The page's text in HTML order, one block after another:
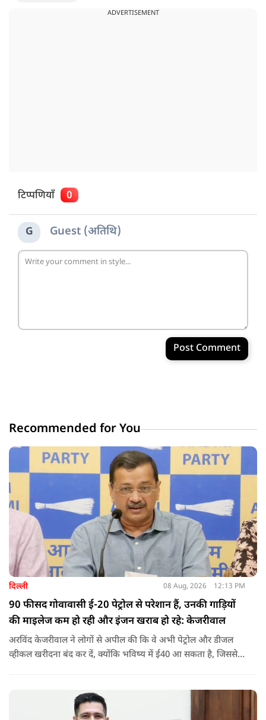
ADVERTISEMENT
टिप्पणियाँ 0
G Guest (अतिथि)
Post Comment
Recommended for You
दिल्ली 08 Aug, 2026 12:13 PM
90 फीसद गोवावासी ई-20 पेट्रोल से परेशान हैं, उनकी गाड़ियों
की माइलेज कम हो रही और इंजन खराब हो रहे: केजरीवाल
अरविंद केजरीवाल ने लोगों से अपील की कि वे अभी पेट्रोल और डीजल
व्हीकल खरीदना बंद कर दें, क्योंकि भविष्य में ई40 आ सकता है, जिससे